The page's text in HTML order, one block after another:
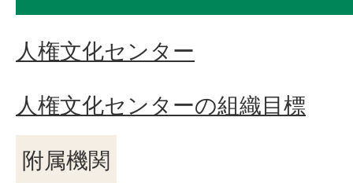
人権文化センター
人権文化センターの組織目標
附属機関